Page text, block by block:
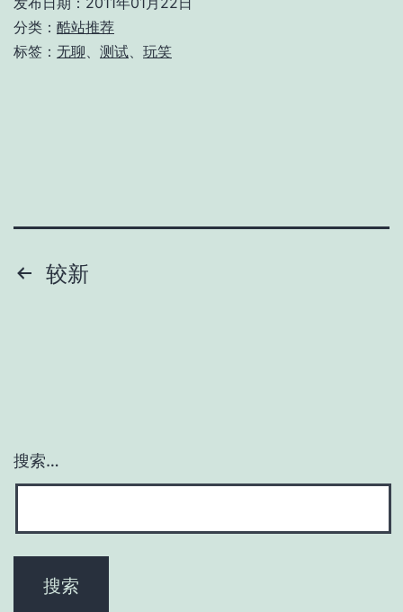
分类： 酷站推荐
标签： 无聊 测试 玩笑
文 较新
搜索…